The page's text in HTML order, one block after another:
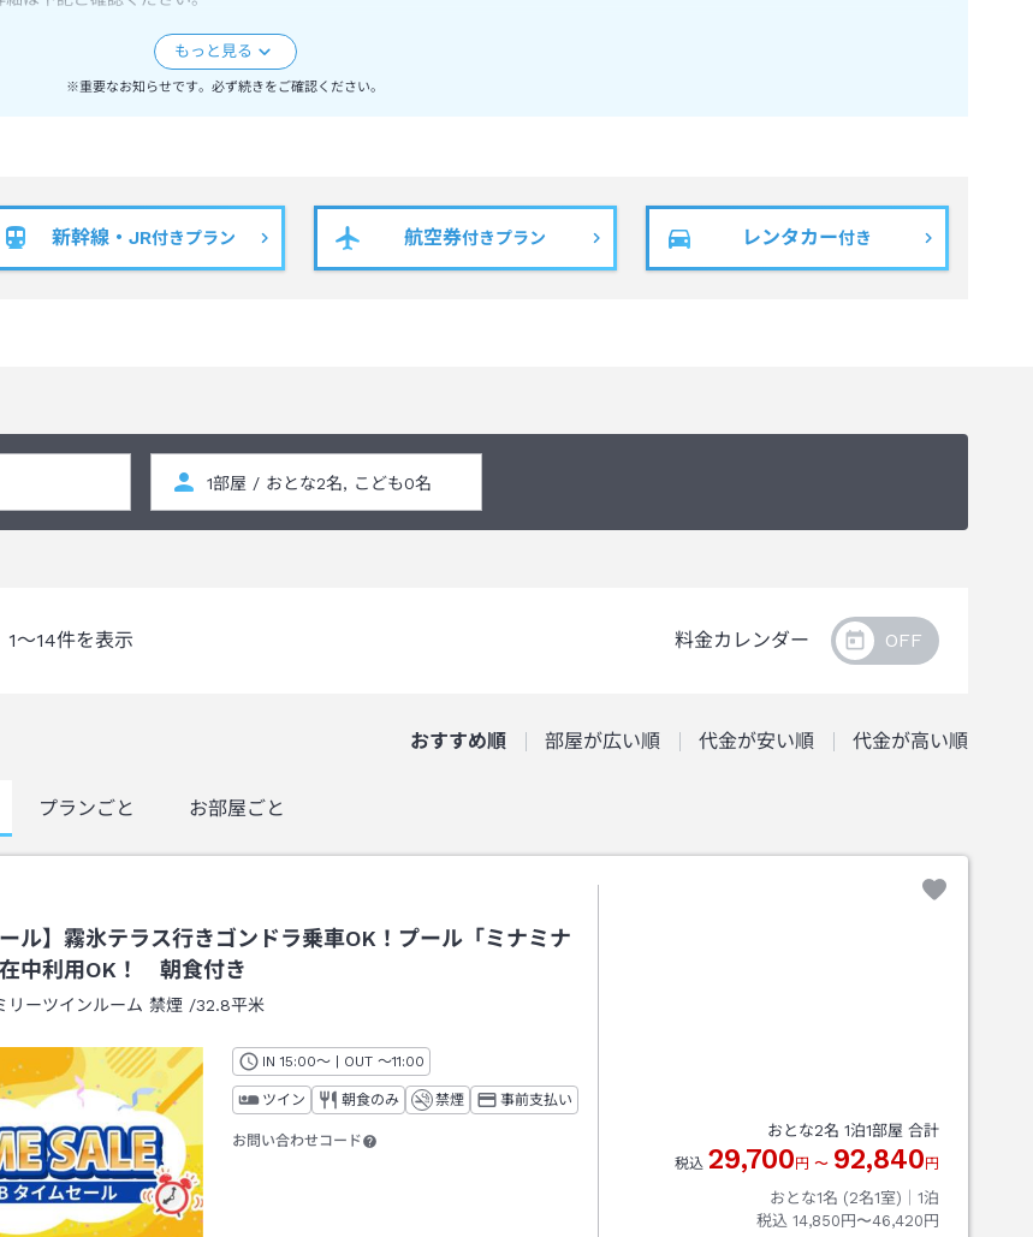
※重要なお知らせです。必ず続きをご確認ください。
新幹線・JR付きプラン 航空券付きプラン レンタカー付き
1～14件を表示 料金カレンダー
おすすめ順 部屋が広い順 代金が安い順 代金が高い順
プランごと お部屋ごと
ール】霧氷テラス行きゴンドラ乗車OK！プール「ミナミナ
中利用OK！ 朝食付き
リーツインルーム 禁煙/32.8平米
IN チェックイン
15:00～ | OUT チェックアウト
～11:00
ツイン 朝食のみ 禁煙 事前支払い
お問い合わせコード
おとな2名 1泊1部屋 合計
税込 29,700円 〜 92,840円
おとな1名 (2名1室)｜ 1泊
税込 14,850円〜46,420円